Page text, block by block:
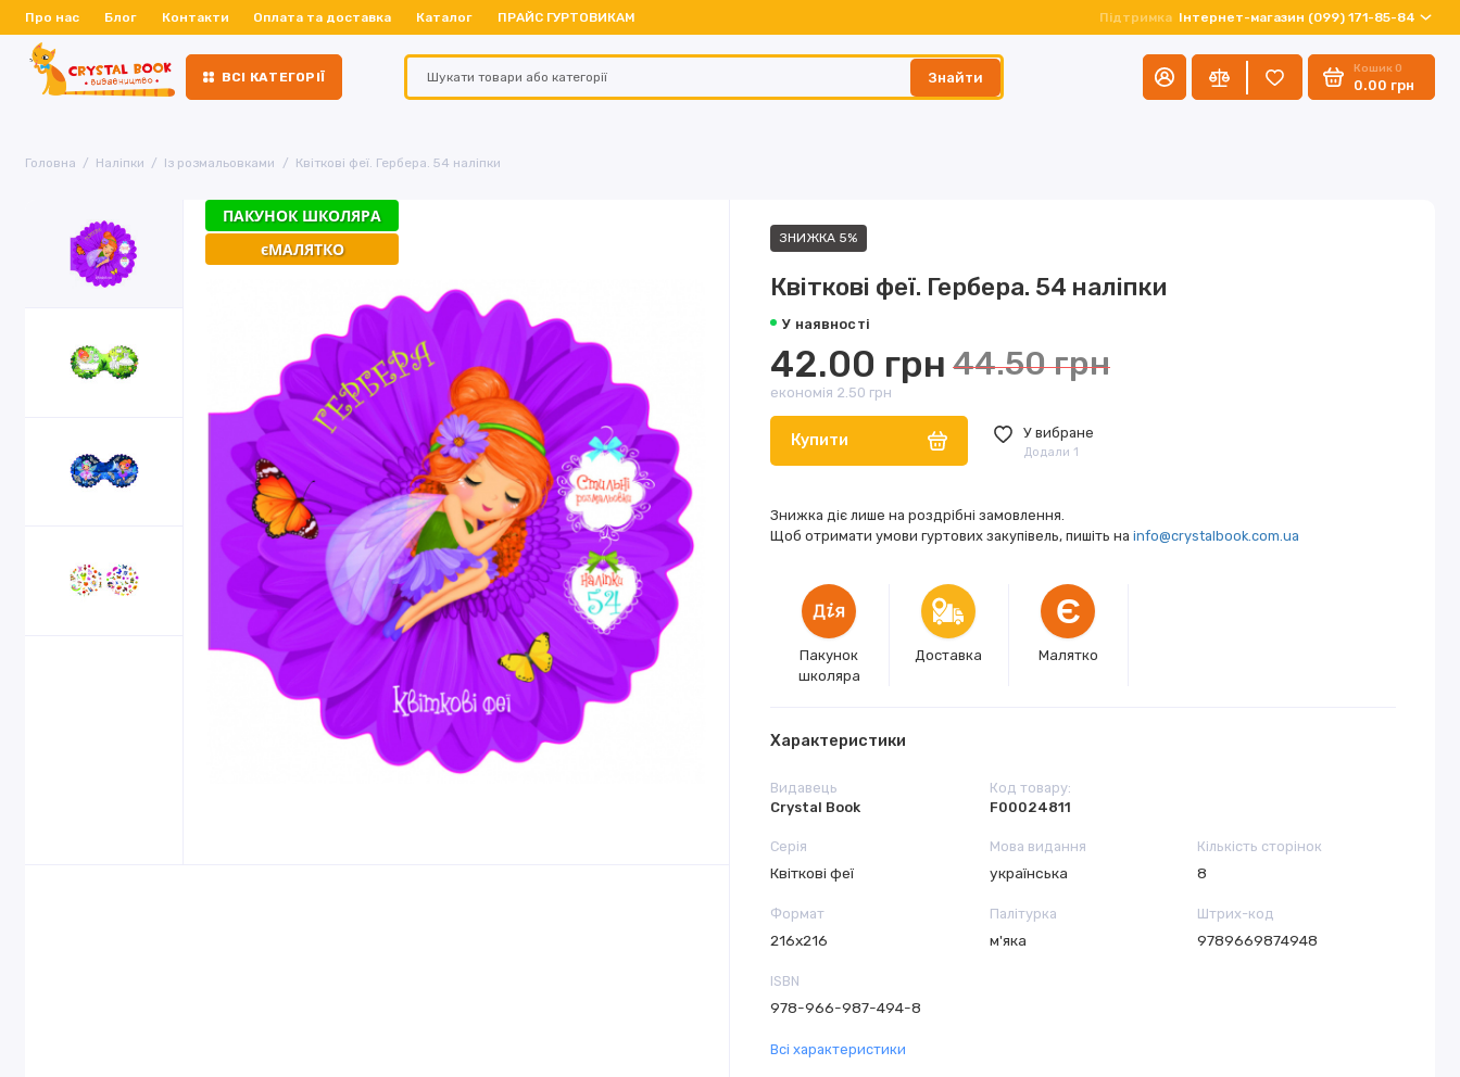
Про нас Блог Контакти Оплата та доставка Каталог ПРАЙС ГУРТОВИКАМ Підтримка Інтернет-магазин (099) 171-85-84
ВСІ КАТЕГОРІЇ Знайти
Кошик0
0.00 грн
Головна Наліпки Із розмальовками Квіткові феї. Гербера. 54 наліпки
ПАКУНОК ШКОЛЯРА
єМАЛЯТКО
ЗНИЖКА 5%
Квіткові феї. Гербера. 54 наліпки
У наявності
42.00 грн 44.50 грн
економія 2.50 грн
Купити У вибране
Додали 1
Знижка діє лише на роздрібні замовлення.
Щоб отримати умови гуртових закупівель, пишіть на info@crystalbook.com.ua
Пакунок
школяра
Доставка
Є
Малятко
Характеристики
Видавець
Crystal Book
Код товару:
F00024811
Серія
Квіткові феї
Мова видання
українська
Кількість сторінок
8
Формат
216х216
Палітурка
м'яка
Штрих-код
9789669874948
ISBN
978-966-987-494-8
Всі характеристики